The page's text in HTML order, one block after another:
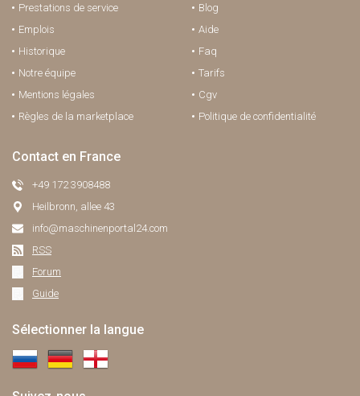
Prestations de service
Emplois
Historique
Notre équipe
Mentions légales
Règles de la marketplace
Blog
Aide
Faq
Tarifs
Cgv
Politique de confidentialité
Contact en France
+49 172 3908488
Heilbronn, allee 43
info@maschinenportal24.сom
RSS
Forum
Guide
Sélectionner la langue